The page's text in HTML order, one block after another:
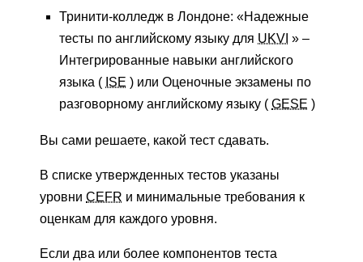
Тринити-колледж в Лондоне: «Надежные
тесты по английскому языку для UKVI » –
Интегрированные навыки английского
языка ( ISE ) или Оценочные экзамены по
разговорному английскому языку ( GESE )
Вы сами решаете, какой тест сдавать.
В списке утвержденных тестов указаны
уровни CEFR и минимальные требования к
оценкам для каждого уровня.
Если два или более компонентов теста